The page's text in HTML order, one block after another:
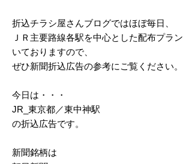
2025/03
2025/02
2024/12
2024/11
折込チラシ屋さんブログではほぼ毎日、
ＪＲ主要路線各駅を中心とした配布プラ
いておりますので、
ぜひ新聞折込広告の参考にご覧ください。
今日は・・・
JR_東京都／東中神駅
の折込広告です。
新聞銘柄は